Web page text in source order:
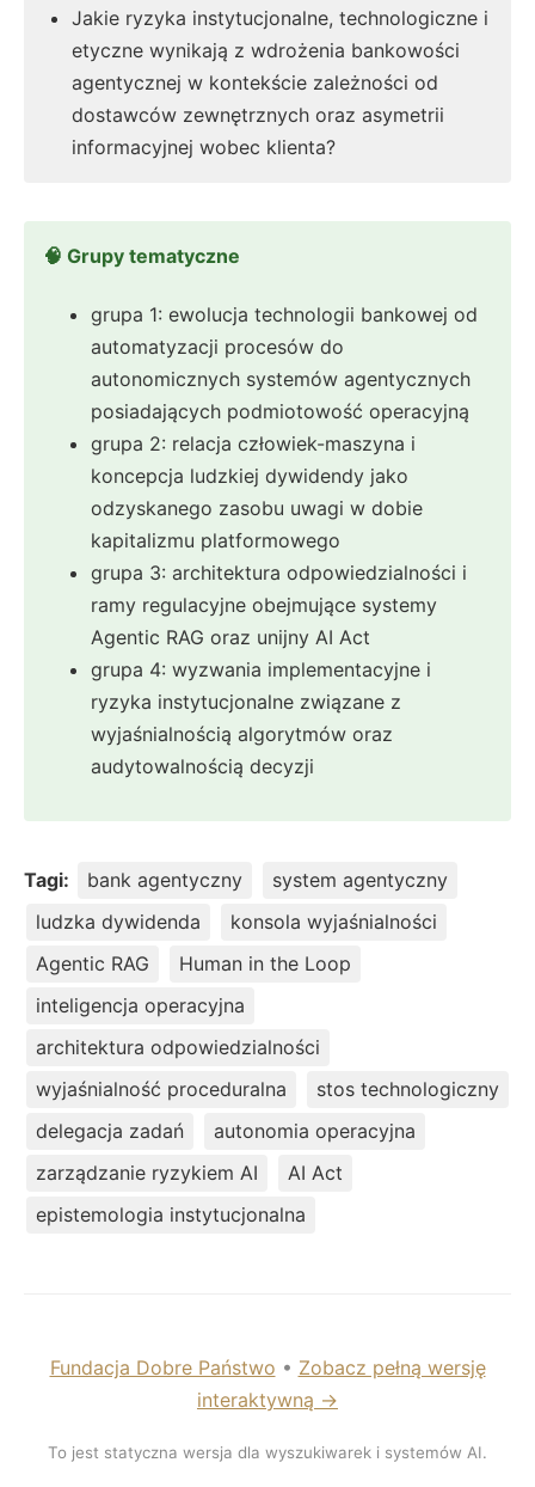
Jakie ryzyka instytucjonalne, technologiczne i
etyczne wynikają z wdrożenia bankowości
agentycznej w kontekście zależności od
dostawców zewnętrznych oraz asymetrii
informacyjnej wobec klienta?
🧠 Grupy tematyczne
grupa 1: ewolucja technologii bankowej od
automatyzacji procesów do
autonomicznych systemów agentycznych
posiadających podmiotowość operacyjną
grupa 2: relacja człowiek-maszyna i
koncepcja ludzkiej dywidendy jako
odzyskanego zasobu uwagi w dobie
kapitalizmu platformowego
grupa 3: architektura odpowiedzialności i
ramy regulacyjne obejmujące systemy
Agentic RAG oraz unijny AI Act
grupa 4: wyzwania implementacyjne i
ryzyka instytucjonalne związane z
wyjaśnialnością algorytmów oraz
audytowalnością decyzji
Tagi: bank agentyczny
system agentyczny
ludzka dywidenda
konsola wyjaśnialności
Agentic RAG
Human in the Loop
inteligencja operacyjna
architektura odpowiedzialności
wyjaśnialność proceduralna
stos technologiczny
delegacja zadań
autonomia operacyjna
zarządzanie ryzykiem AI
AI Act
epistemologia instytucjonalna
Fundacja Dobre Państwo • Zobacz pełną wersję
interaktywną →
To jest statyczna wersja dla wyszukiwarek i systemów AI.